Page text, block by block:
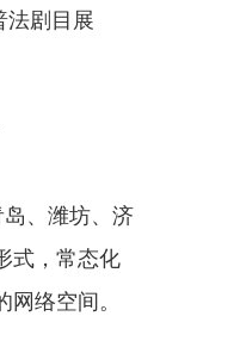
法剧目展
、潍坊、济
式，常态化
络空间。